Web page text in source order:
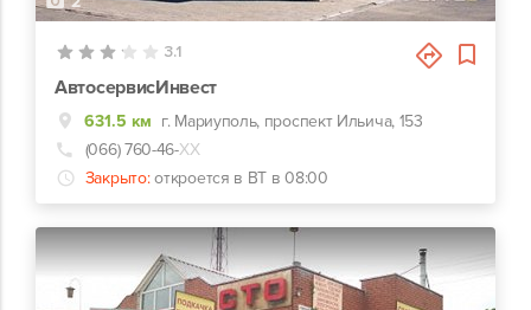
3.1
АвтосервисИнвест
631.5 км г. Мариуполь, проспект Ильича, 153
(066) 760-46-ХХ
Закрыто: откроется в ВТ в 08:00